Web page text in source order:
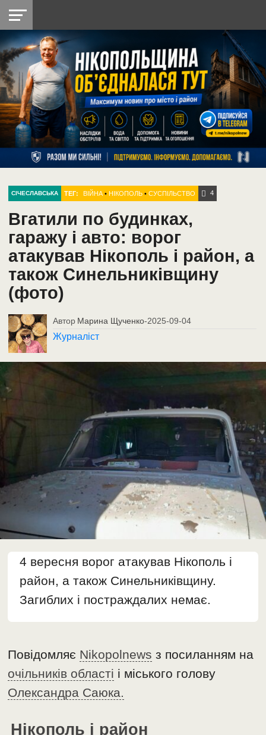
НІКОПОЛЬ
РАЙОН
СІЧЕСЛАВСЬКА
УКРАЇНА
РЕТРО
НІКОПОЛЬ
ЛАЙТ
УКРАЇНА
ДОПОМОГА
РАДІО
СІЧЕСЛАВСЬКА ТЕГ: ВІЙНА •НІКОПОЛЬ •СУСПІЛЬСТВО 4
Вгатили по будинках,
гаражу і авто: ворог
атакував Нікополь і район, а
також Синельниківщину
(фото)
Автор Марина Щученко-2025-09-04
Журналіст
4 вересня ворог атакував Нікополь і
район, а також Синельниківщину.
Загиблих і постраждалих немає.
Повідомляє Nikopolnews з посиланням на
очільників області і міського голову
Олександра Саюка.
Нікополь і район